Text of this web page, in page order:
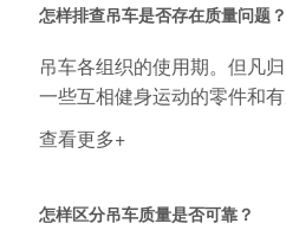
怎样排查吊车是否存在质量问题？
吊车各组织的使用期。但凡
一些互相健身运动的零件和
部分...
查看更多+
怎样区分吊车质量是否可靠？